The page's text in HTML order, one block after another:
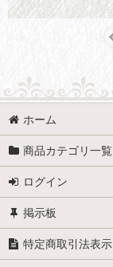
ホーム
商品カテゴリ一覧
ログイン
掲示板
特定商取引法表示